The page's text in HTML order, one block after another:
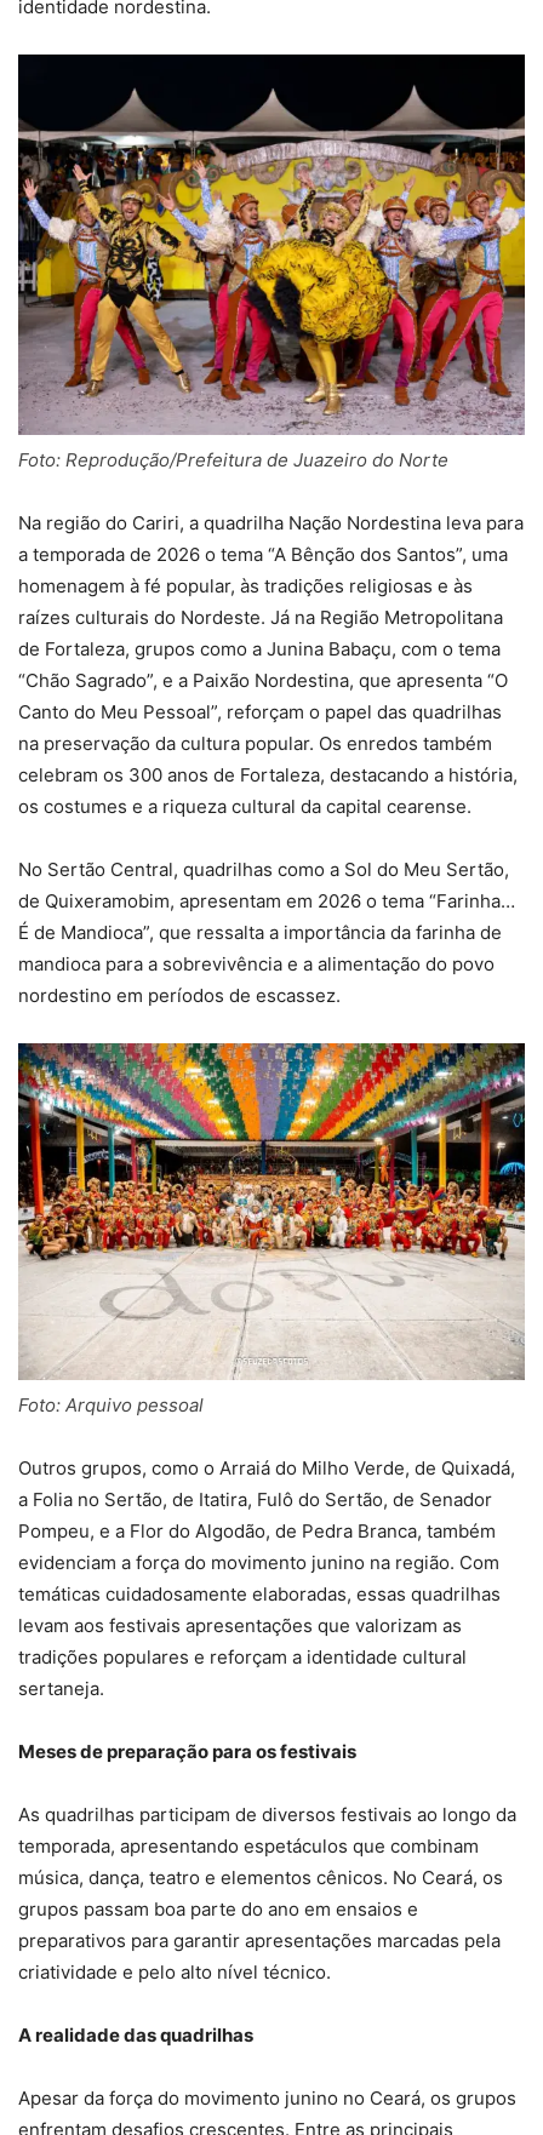
identidade nordestina.
Foto: Reprodução/Prefeitura de Juazeiro do Norte
Na região do Cariri, a quadrilha Nação Nordestina leva para
a temporada de 2026 o tema “A Bênção dos Santos”, uma
homenagem à fé popular, às tradições religiosas e às
raízes culturais do Nordeste. Já na Região Metropolitana
de Fortaleza, grupos como a Junina Babaçu, com o tema
“Chão Sagrado”, e a Paixão Nordestina, que apresenta “O
Canto do Meu Pessoal”, reforçam o papel das quadrilhas
na preservação da cultura popular. Os enredos também
celebram os 300 anos de Fortaleza, destacando a história,
os costumes e a riqueza cultural da capital cearense.
No Sertão Central, quadrilhas como a Sol do Meu Sertão,
de Quixeramobim, apresentam em 2026 o tema “Farinha…
É de Mandioca”, que ressalta a importância da farinha de
mandioca para a sobrevivência e a alimentação do povo
nordestino em períodos de escassez.
Foto: Arquivo pessoal
Outros grupos, como o Arraiá do Milho Verde, de Quixadá,
a Folia no Sertão, de Itatira, Fulô do Sertão, de Senador
Pompeu, e a Flor do Algodão, de Pedra Branca, também
evidenciam a força do movimento junino na região. Com
temáticas cuidadosamente elaboradas, essas quadrilhas
levam aos festivais apresentações que valorizam as
tradições populares e reforçam a identidade cultural
sertaneja.
Meses de preparação para os festivais
As quadrilhas participam de diversos festivais ao longo da
temporada, apresentando espetáculos que combinam
música, dança, teatro e elementos cênicos. No Ceará, os
grupos passam boa parte do ano em ensaios e
preparativos para garantir apresentações marcadas pela
criatividade e pelo alto nível técnico.
A realidade das quadrilhas
Apesar da força do movimento junino no Ceará, os grupos
enfrentam desafios crescentes. Entre as principais